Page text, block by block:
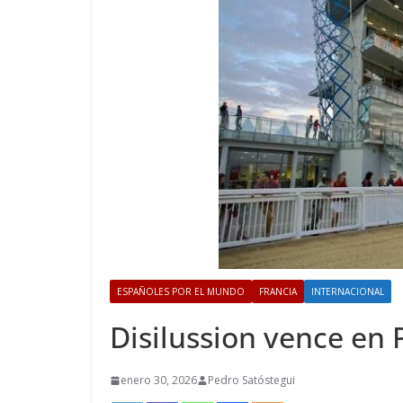
ESPAÑOLES POR EL MUNDO FRANCIA INTERNACIONAL
Disilussion vence en
enero 30, 2026 Pedro Satóstegui